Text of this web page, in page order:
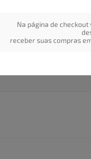
Na página de
receber suas compras
no trabalho, no
a quantidade
biscoito recheado é
seu sabor irresistível!